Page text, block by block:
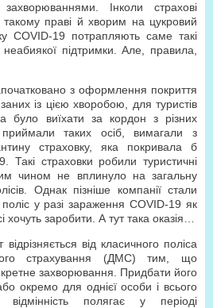
Інколи страхові
такому праві й хворим на цукровий
COVID-19 потрапляють саме такі
підтримки. Але, правила,
з оформлення покриття
із цією хворобою, для туристів
виїхати за кордон з різних
таких осіб, вимагали з
страховку, яка покривала б
Такі страховки робили туристичні
чином не вплинуло на загальну
Однак пізніше компанії стали
у разі зараження COVID-19 як
заробити. А тут така оказія…
від класичного поліса
страхування (ДМС) тим, що
захворювання. Придбати його
окремо для однієї особи і всього
полягає у періоді